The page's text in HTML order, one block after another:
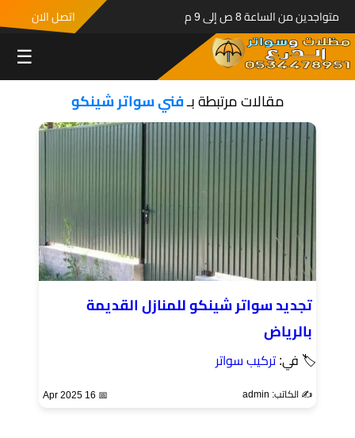
متواجدين من الساعة 8 ص إلى 9 م اتصل الان
☰
مقالات مرتبطة بـفني سواتر شينكو
تجديد سواتر شينكو للمنازل القديمة
بالرياض
🏷 في:تركيب سواتر
✍️ الكاتب: admin 📅 16 Apr 2025